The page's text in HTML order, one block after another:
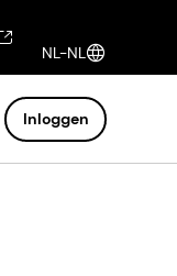
NL-NL
Inloggen